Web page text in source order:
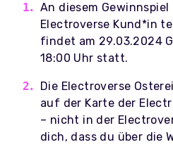
An diesem
Electroverse Kund*in
findet am 29.03.2024
18:00 Uhr statt.
Die Electroverse
auf der Karte der
– nicht in der
dich, dass du über die